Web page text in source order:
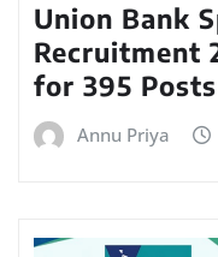
Union Bank
Recruitment
for 395 Posts
Annu Priya